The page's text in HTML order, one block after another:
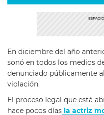
En diciembre del año
sonó en todos los medios
denunciado públicamente
violación.
El proceso legal que está
hace pocos días la actriz